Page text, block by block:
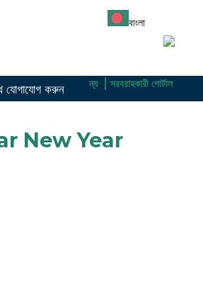
বাংলা
জন্য সরবরাহকারীদের জন্য সরবরাহকারী পোর্টাল
যোগাযোগ করুন
New Year